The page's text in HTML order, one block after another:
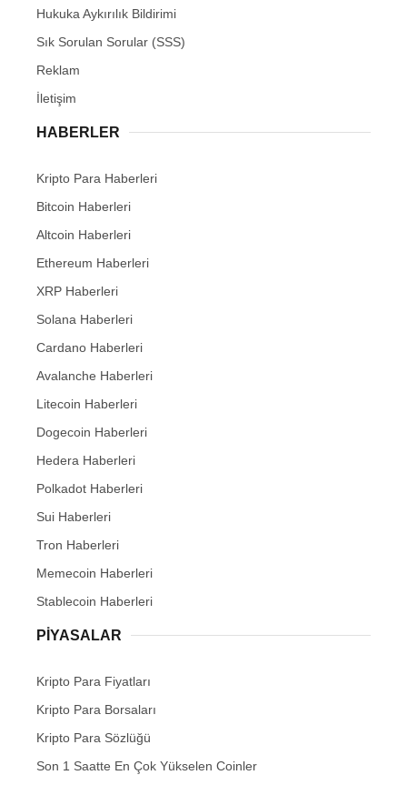
Hukuka Aykırılık Bildirimi
Sık Sorulan Sorular (SSS)
Reklam
İletişim
HABERLER
Kripto Para Haberleri
Bitcoin Haberleri
Altcoin Haberleri
Ethereum Haberleri
XRP Haberleri
Solana Haberleri
Cardano Haberleri
Avalanche Haberleri
Litecoin Haberleri
Dogecoin Haberleri
Hedera Haberleri
Polkadot Haberleri
Sui Haberleri
Tron Haberleri
Memecoin Haberleri
Stablecoin Haberleri
PIYASALAR
Kripto Para Fiyatları
Kripto Para Borsaları
Kripto Para Sözlüğü
Son 1 Saatte En Çok Yükselen Coinler